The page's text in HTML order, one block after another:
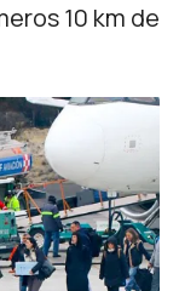
10 km de